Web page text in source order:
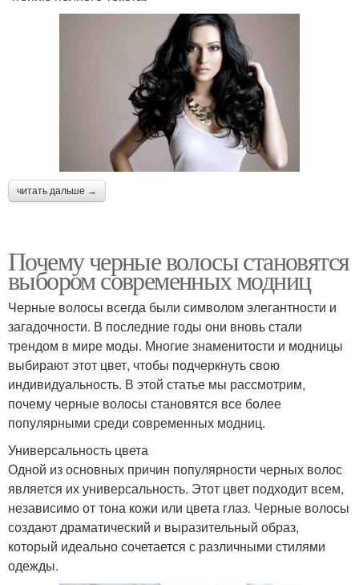
читать дальше →
Почему черные волосы становятся
выбором современных модниц
Черные волосы всегда были символом элегантности и
загадочности. В последние годы они вновь стали
трендом в мире моды. Многие знаменитости и модницы
выбирают этот цвет, чтобы подчеркнуть свою
индивидуальность. В этой статье мы рассмотрим,
почему черные волосы становятся все более
популярными среди современных модниц.
Универсальность цвета
Одной из основных причин популярности черных волос
является их универсальность. Этот цвет подходит всем,
независимо от тона кожи или цвета глаз. Черные волосы
создают драматический и выразительный образ,
который идеально сочетается с различными стилями
одежды.